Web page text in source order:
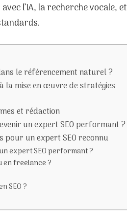
l’IA, la recherche vocale, et
le référencement naturel ?
la mise en œuvre de stratégies
et rédaction
un expert SEO performant ?
pour un expert SEO reconnu
expert SEO performant ?
en freelance ?
SEO ?